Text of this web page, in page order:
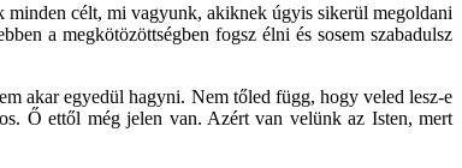
célt, mi vagyunk, akiknek úgyis sikerül megoldani
a megkötözöttségben fogsz élni és sosem szabadulsz
akar egyedül hagyni. Nem tőled függ, hogy veled lesz-e
Ő ettől még jelen van. Azért van velünk az Isten, mert